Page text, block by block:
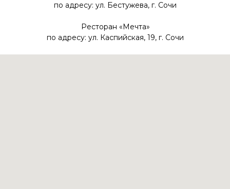
по адресу: ул. Бестужева, г. Сочи
Ресторан «Мечта»
по адресу: ул. Каспийская, 19, г. Сочи